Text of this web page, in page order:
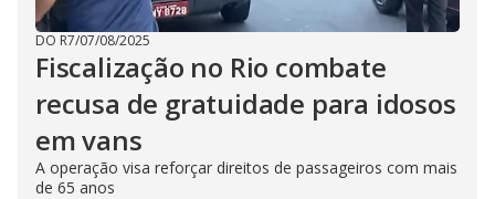
DO R7/07/08/2025
Fiscalização no Rio combate
recusa de gratuidade para idosos
em vans
A operação visa reforçar direitos de passageiros com mais
de 65 anos